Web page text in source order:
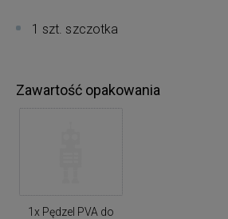
1 szt. szczotka
Zawartość opakowania
1x Pędzel PVA do